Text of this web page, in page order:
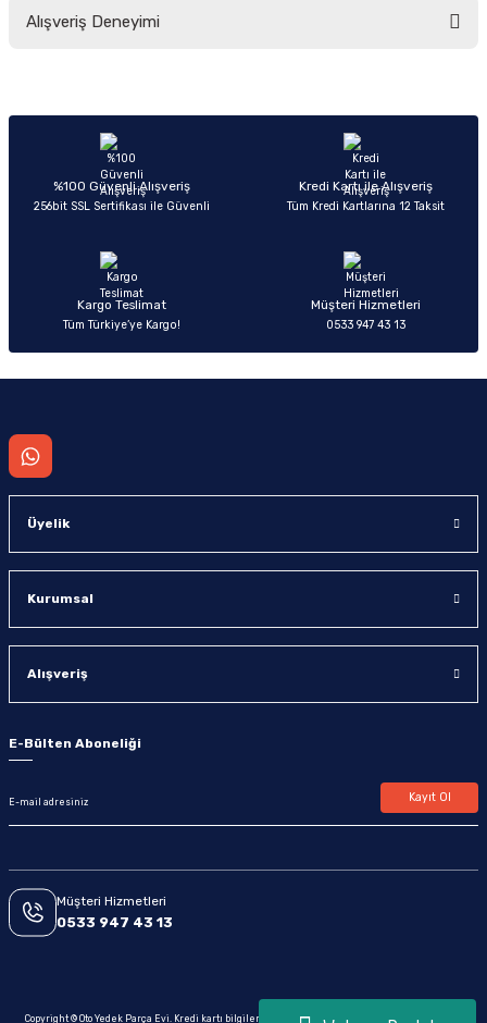
yetersiz gördüğünüz noktaları öneri formunu kullanarak tarafımıza
Ürün açıklamasında eksik bilgiler bulunuyor.
Ürün bilgilerinde hatalar bulunuyor.
Ürün fiyatı diğer sitelerden daha pahalı.
Alışveriş Deneyimi
Sitemize ilk yorumu siz yapın!
%100 Güvenli Alışveriş
256bit SSL Sertifikası ile Güvenli
Kredi Kartı ile Alışveriş
Tüm Kredi Kartlarına 12 Taksit
Kargo Teslimat
Tüm Türkiye’ye Kargo!
Müşteri Hizmetleri
0533 947 43 13
Üyelik
Kurumsal
Alışveriş
E-Bülten Aboneliği
Kayıt Ol
Müşteri Hizmetleri
0533 947 43 13
Copyright © Oto Yedek Parça Evi. Kredi kartı bilgileriniz 256bit SSL sertifikası ile korunmaktadır.